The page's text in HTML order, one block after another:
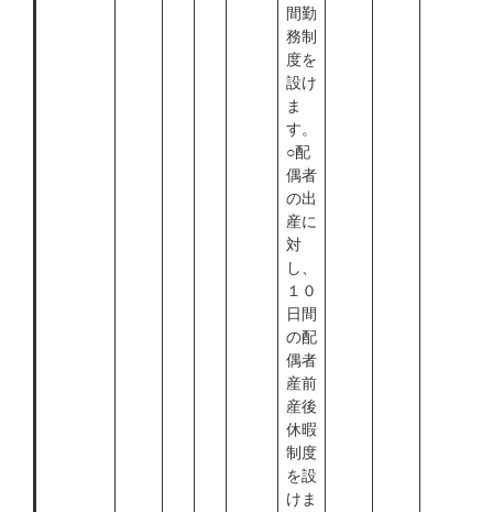
間勤
務制
度を
設け
ま
す。
○配
偶者
の出
産に
対
し、
１０
日間
の配
偶者
産前
産後
休暇
制度
を設
けま